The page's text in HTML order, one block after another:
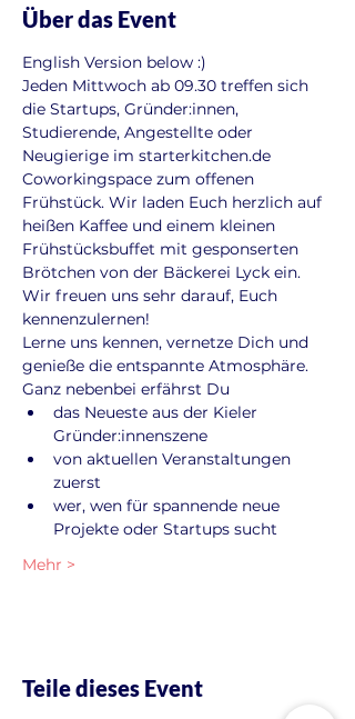
Über das Event
English Version below :)
Jeden Mittwoch ab 09.30 treffen sich
die Startups, Gründer:innen,
Studierende, Angestellte oder
Neugierige im starterkitchen.de
Coworkingspace zum offenen
Frühstück. Wir laden Euch herzlich auf
heißen Kaffee und einem kleinen
Frühstücksbuffet mit gesponserten
Brötchen von der Bäckerei Lyck ein.
Wir freuen uns sehr darauf, Euch
kennenzulernen!
Lerne uns kennen, vernetze Dich und
genieße die entspannte Atmosphäre.
Ganz nebenbei erfährst Du
das Neueste aus der Kieler
Gründer:innenszene
von aktuellen Veranstaltungen
zuerst
wer, wen für spannende neue
Projekte oder Startups sucht
Mehr >
Teile dieses Event